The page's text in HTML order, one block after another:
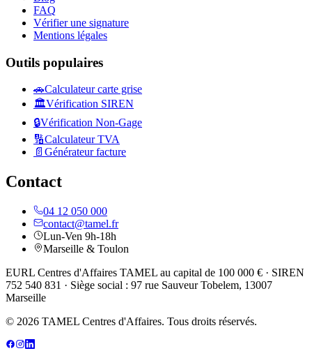
FAQ
Vérifier une signature
Mentions légales
Outils populaires
🚗Calculateur carte grise
🏛️Vérification SIREN
🔒Vérification Non-Gage
🔢Calculateur TVA
📄 Générateur facture
Contact
04 12 050 000
contact@tamel.fr
Lun-Ven 9h-18h
Marseille & Toulon
EURL Centres d'Affaires TAMEL au capital de 100 000 € · SIREN
752 540 831 · Siège social : 97 rue Sauveur Tobelem, 13007
Marseille
© 2026 TAMEL Centres d'Affaires. Tous droits réservés.